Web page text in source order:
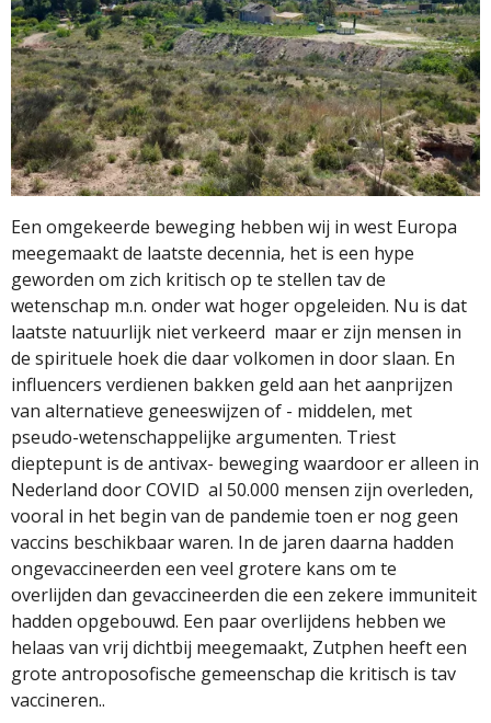
Een omgekeerde beweging hebben wij in west Europa
meegemaakt de laatste decennia, het is een hype
geworden om zich kritisch op te stellen tav de
wetenschap m.n. onder wat hoger opgeleiden. Nu is dat
laatste natuurlijk niet verkeerd maar er zijn mensen in
de spirituele hoek die daar volkomen in door slaan. En
influencers verdienen bakken geld aan het aanprijzen
van alternatieve geneeswijzen of - middelen, met
pseudo-wetenschappelijke argumenten. Triest
dieptepunt is de antivax- beweging waardoor er alleen in
Nederland door COVID al 50.000 mensen zijn overleden,
vooral in het begin van de pandemie toen er nog geen
vaccins beschikbaar waren. In de jaren daarna hadden
ongevaccineerden een veel grotere kans om te
overlijden dan gevaccineerden die een zekere immuniteit
hadden opgebouwd. Een paar overlijdens hebben we
helaas van vrij dichtbij meegemaakt, Zutphen heeft een
grote antroposofische gemeenschap die kritisch is tav
vaccineren..